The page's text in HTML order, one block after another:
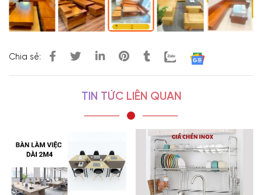
Chia sẻ:
TIN TỨC LIÊN QUAN